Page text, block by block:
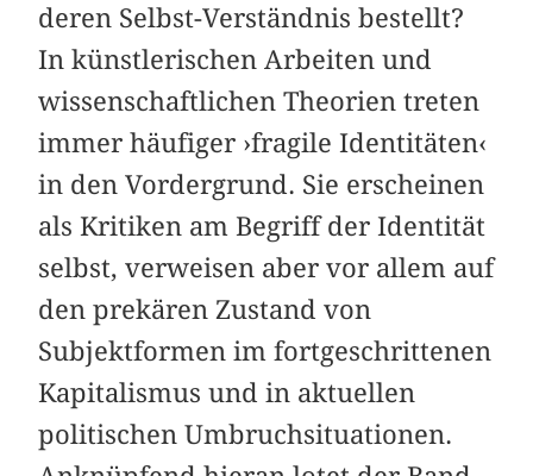
deren Selbst-Verständnis bestellt?
In künstlerischen Arbeiten und
wissenschaftlichen Theorien treten
immer häufiger ›fragile Identitäten‹
in den Vordergrund. Sie erscheinen
als Kritiken am Begriff der Identität
selbst, verweisen aber vor allem auf
den prekären Zustand von
Subjektformen im fortgeschrittenen
Kapitalismus und in aktuellen
politischen Umbruchsituationen.